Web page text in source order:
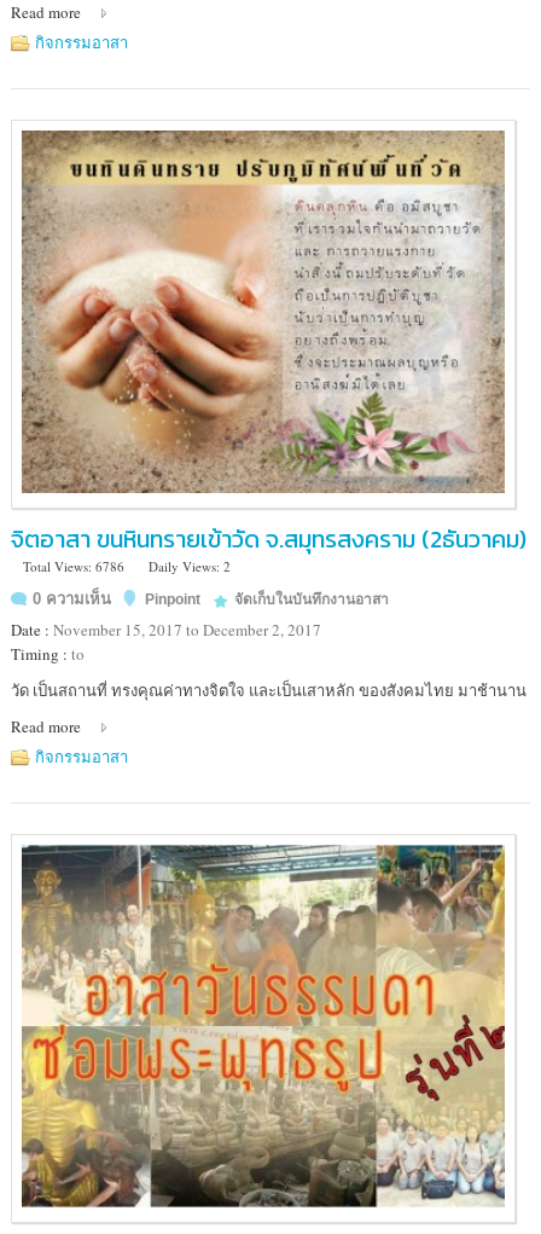
กราน
สามัคคี
อ.เมือง
จ.พระนคร
ศรี
อยุธยา
Read more
กิจกรรมอาสา
จิตอาสา ขนหินทรายเข้าวัด จ.สมุทรสงคราม (2ธันวาคม)
Total Views: 6786
Daily Views: 2
0 ความเห็น
Pinpoint จัดเก็บในบันทึกงานอาสา
Date : November 15, 2017 to December 2, 2017
Timing : to
Location
สำนักสงฆ์
ป่า
ภาวนา
วัด เป็นสถานที่ ทรงคุณค่าทางจิตใจ และเป็นเสาหลัก ของสังคมไทย มาช้านาน
Read more
กิจกรรมอาสา